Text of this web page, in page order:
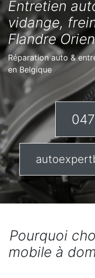
Entretien
vidange,
Flandre
Réparation auto &
en Belgique
Pourquoi
mobile à